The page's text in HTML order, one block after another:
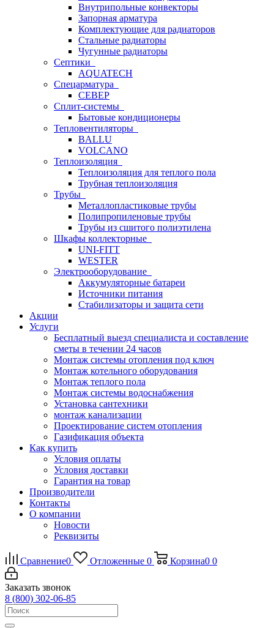
Внутрипольные конвекторы
Запорная арматура
Комплектующие для радиаторов
Стальные радиаторы
Чугунные радиаторы
Септики
AQUATECH
Спецарматура
СЕВЕР
Сплит-системы
Бытовые кондиционеры
Тепловентиляторы
BALLU
VOLCANO
Теплоизоляция
Теплоизоляция для теплого пола
Трубная теплоизоляция
Трубы
Металлопластиковые трубы
Полипропиленовые трубы
Трубы из сшитого полиэтилена
Шкафы коллекторные
UNI-FITT
WESTER
Электрооборудование
Аккумуляторные батареи
Источники питания
Стабилизаторы и защита сети
Акции
Услуги
Бесплатный выезд специалиста и составление
сметы в течении 24 часов
Монтаж системы отопления под ключ
Монтаж котельного оборудования
Монтаж теплого пола
Монтаж системы водоснабжения
Установка сантехники
монтаж канализации
Проектирование систем отопления
Газификация объекта
Как купить
Условия оплаты
Условия доставки
Гарантия на товар
Производители
Контакты
О компании
Новости
Реквизиты
Сравнение0 Отложенные 0 Корзина0 0
Заказать звонок
8 (800) 302-06-85